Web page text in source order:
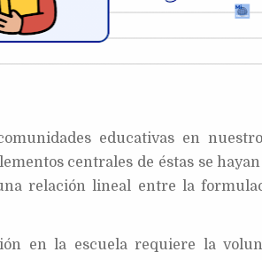
educativas en
centrales de éstas se
relación lineal entre la
en la escuela requiere la